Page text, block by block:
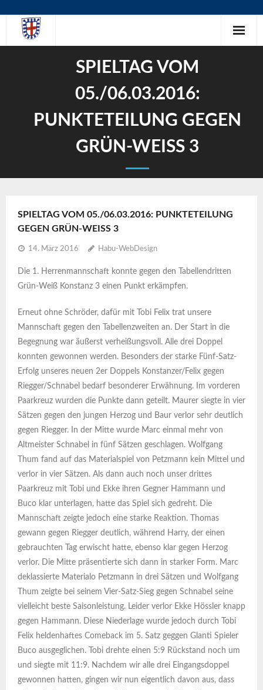
SPIELTAG VOM
05./06.03.2016:
PUNKTETEILUNG GEGEN
GRÜN-WEISS 3
SPIELTAG VOM 05./06.03.2016: PUNKTETEILUNG
GEGEN GRÜN-WEISS 3
14. März 2016 Habu-WebDesign
Die 1. Herrenmannschaft konnte gegen den Tabellendritten
Grün-Weiß Konstanz 3 einen Punkt erkämpfen.
Erneut ohne Schröder, dafür mit Tobi Felix trat unsere
Mannschaft gegen den Tabellenzweiten an. Der Start in die
Begegnung war äußerst verheißungsvoll. Alle drei Doppel
konnten gewonnen werden. Besonders der starke Fünf-Satz-
Erfolg unseres neuen 2er Doppels Konstanzer/Felix gegen
Riegger/Schnabel bedarf besonderer Erwähnung. Im vorderen
Paarkreuz wurden die Punkte dann geteilt. Maurer siegte in vier
Sätzen gegen den jungen Herzog und Baur verlor sehr deutlich
gegen Riegger. In der Mitte wurde Marc einmal mehr von
Altmeister Schnabel in fünf Sätzen geschlagen. Wolfgang
Thum fand auf das Materialspiel von Petzmann kein Mittel und
verlor in vier Sätzen. Als dann auch noch unser drittes
Paarkreuz mit Tobi und Ekke ihren Gegner Hammann und
Buco klar unterlagen, hatte das Spiel sich gedreht. Die
Mannschaft zeigte jedoch eine starke Reaktion. Thomas
gewann gegen Riegger deutlich, während Harry, der einen
gebrauchten Tag erwischt hatte, ebenso klar gegen Herzog
verlor. Die Mitte präsentierte sich dann in starker Form. Marc
deklassierte Materialo Petzmann in drei Sätzen und Wolfgang
Thum zeigte bei seinem Vier-Satz-Sieg gegen Schnabel seine
vielleicht beste Saisonleistung. Leider verlor Ekke Hössler knapp
gegen Hammann. Diese Niederlage wurde jedoch durch Tobi
Felix heldenhaftes Comeback im 5. Satz geggen Glanti Spieler
Buco ausgeglichen. Tobi drehte einen 5:9 Rückstand noch um
und siegte mit 11:9. Nachdem wir alle drei Eingangsdoppel
gewonnen hatten, gingen wir nun eigentlich davon aus, dass